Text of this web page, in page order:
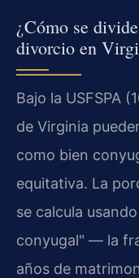
¿Cómo se
divorcio en
Bajo la USFSPA
de Virginia
como bien
equitativa. La
se calcula
conyugal" — la
años de